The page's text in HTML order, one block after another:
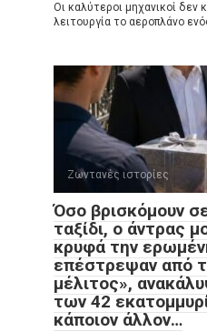
Οι καλύτεροι μηχανικοί δεν
λειτουργία το αεροπλάνο
Ζωντανές ιστορίες
Όσο βρισκόμουν
ταξίδι, ο άντρας
κρυφά την
επέστρεψαν από
μέλιτος»,
των 42
κάποιον άλλον…